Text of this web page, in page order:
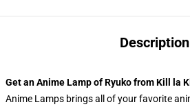
Description
Get an Anime Lamp of Ryuko from Kill la
Anime Lamps brings all of your favorite